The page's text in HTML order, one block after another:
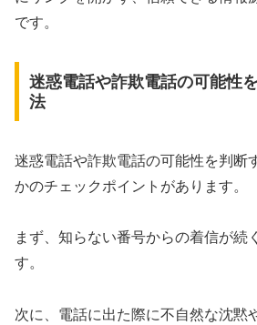
です。
迷惑電話や詐欺電話の可能性
法
迷惑電話や詐欺電話の可能性を判断
かのチェックポイントがあります。
まず、知らない番号からの着信が続
す。
次に、電話に出た際に不自然な沈黙